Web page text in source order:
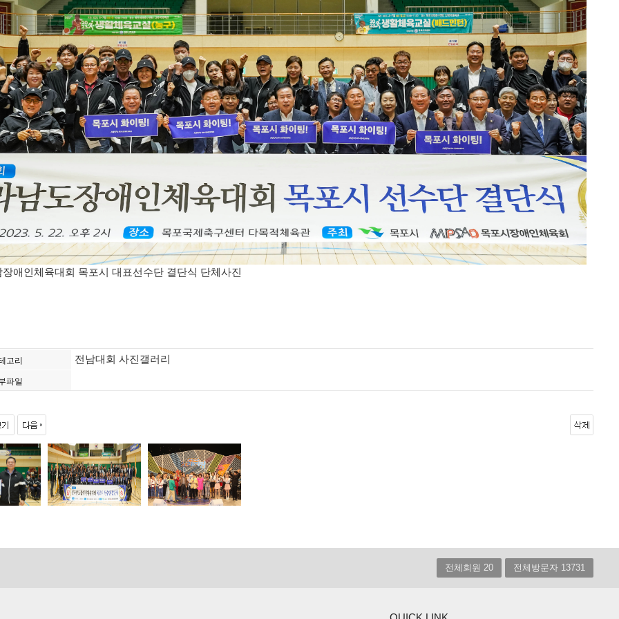
애인체육대회 목포시 대표선수단 결단식 단체사진
고리 전남대회 사진갤러리
파일
전체회원 20 전체방문자 13731